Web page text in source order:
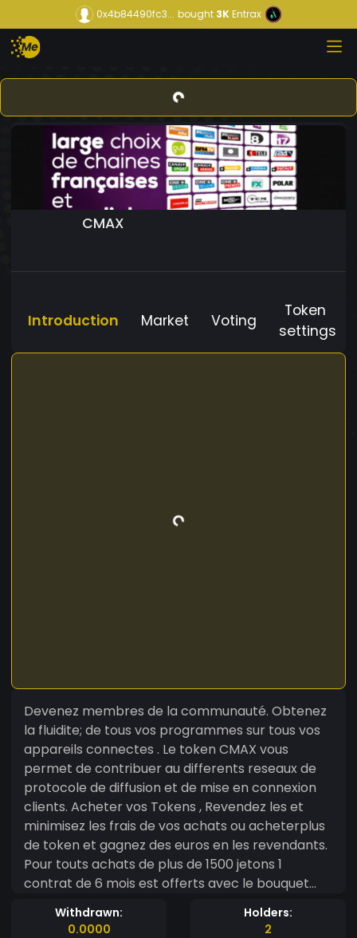
0x4b84490fc3... bought3KEntrax
CMAX
Introduction Market Voting
Token
settings
Devenez membres de la communauté. Obtenez
la fluidite; de tous vos programmes sur tous vos
appareils connectes . Le token CMAX vous
permet de contribuer au differents reseaux de
protocole de diffusion et de mise en connexion
clients. Acheter vos Tokens , Revendez les et
minimisez les frais de vos achats ou acheterplus
de token et gagnez des euros en les revendants.
Pour touts achats de plus de 1500 jetons 1
contrat de 6 mois est offerts avec le bouquet
starter . Puis 1 contrat de 6 mois tous les 1500
jetons suppléméntaires ...Directement sur votre
Withdrawn:
0.0000
Holders:
2